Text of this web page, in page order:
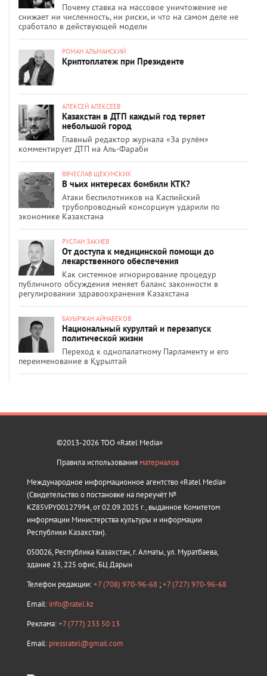
Почему ставка на массовое уничтожение не
снижает ни численность, ни риски, и что на самом деле не
сработало в действующей модели
РОМАН АЛЬМАНСКИЙ
Криптоплатеж при Президенте
АЛЕКСЕЙ АЛЕКСЕЕВ
Казахстан в ДТП каждый год теряет
небольшой город
Главный редактор журнала «За рулём»
комментирует ДТП на Аль-Фараби
ВЯЧЕСЛАВ ЩЕКУНСКИХ
В чьих интересах бомбили КТК?
Атаки беспилотников на Каспийский
трубопроводный консорциум ударили по
экономике Казахстана
РУСЛАН ЗАКИЕВ
От доступа к медицинской помощи до
лекарственного обеспечения
Как системное игнорирование процедур
публичного обсуждения меняет баланс законности в
регулировании здравоохранения Казахстана
БАУЫРЖАН АЙНАБЕКОВ
Национальный курултай и перезапуск
политической жизни
Переход к однопалатному Парламенту и его
переименование в Құрылтай
©2013-2026 ТОО «Ratel Media»
Правила использования материалов
Международное информационное агентство «Ratel Media»
(Свидетельство о постановке на переучёт №
KZ85VPY00127994, от 02.09.2025 г., выданное Комитетом
информации Министерства культуры и информации
Республики Казахстан).
050026, Республика Казахстан, г. Алматы, ул. Муратбаева,
здание 23, 225 офис, БЦ Дарын
Телефон редакции:+7 (708) 970-96-68 ;+7 (727) 970-96-68
Email: info@ratel.kz
Реклама:+7 (777) 233 50 13
Email: pressratel@gmail.com